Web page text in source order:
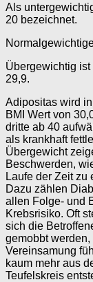
Als
20 bezeichnet.
Übergewichtig
29,9.
Adipositas wird
BMI Wert von
dritte ab 40
als krankhaft
Übergewicht
Beschwerden,
Laufe der Zeit zu
Dazu zählen
allen Folge- und
Krebsrisiko. Oft
sich die
gemobbt
Vereinsamung
kaum mehr aus
Teufelskreis